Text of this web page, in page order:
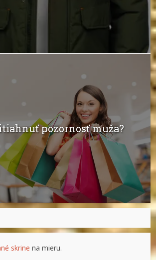
pozornosť muža?
skrine na mieru.